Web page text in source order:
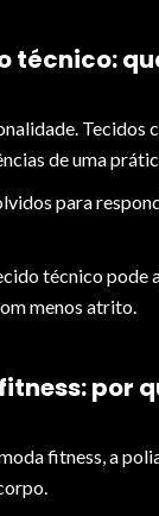
técnico:
Tecidos
de uma
para
técnico pode
menos atrito.
por
fitness, a